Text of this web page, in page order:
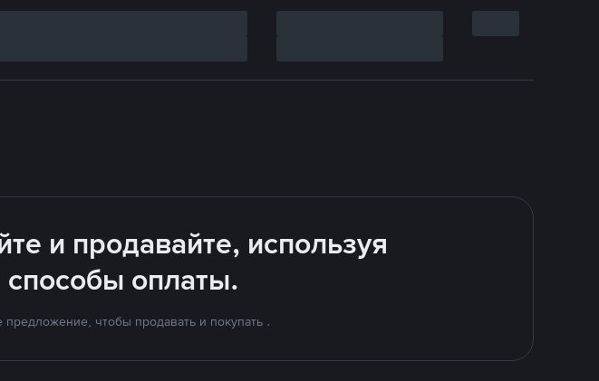
и продавайте, используя
оплаты.
чтобы продавать и покупать .